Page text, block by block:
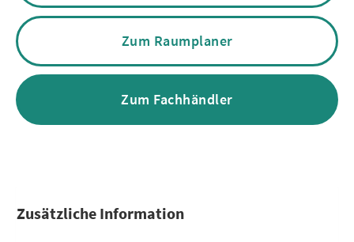
Zum Raumplaner
Zum Fachhändler
Zusätzliche Information